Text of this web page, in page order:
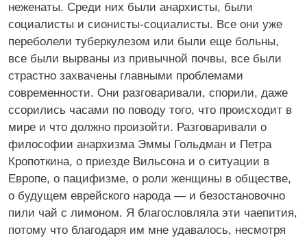
неженаты. Среди них были анархисты, были
социалисты и сионисты-социалисты. Все они уже
переболели туберкулезом или были еще больны,
все были вырваны из привычной почвы, все были
страстно захвачены главными проблемами
современности. Они разговаривали, спорили, даже
ссорились часами по поводу того, что происходит в
мире и что должно произойти. Разговаривали о
философии анархизма Эммы Гольдман и Петра
Кропоткина, о приезде Вильсона и о ситуации в
Европе, о пацифизме, о роли женщины в обществе,
о будущем еврейского народа — и безостановочно
пили чай с лимоном. Я благословляла эти чаепития,
потому что благодаря им мне удавалось, несмотря